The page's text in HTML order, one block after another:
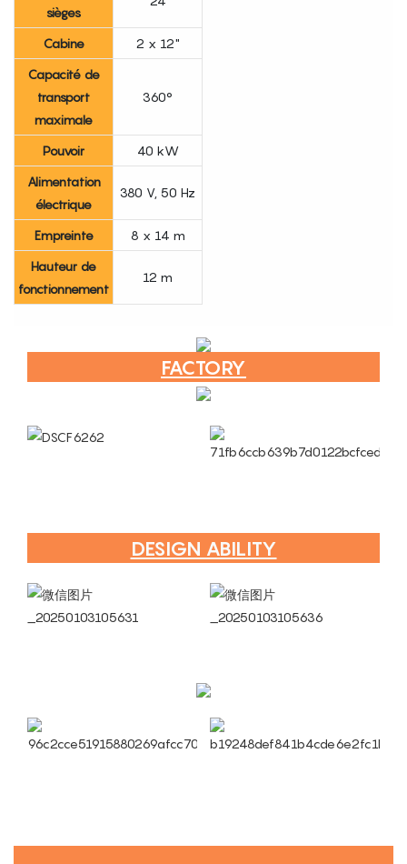
sièges
Cabine
2 x 12"
Capacité de
transport
maximale
360°
Pouvoir
40 kW
Alimentation
électrique
380 V, 50 Hz
Empreinte
8 x 14 m
Hauteur de
fonctionnement
12 m
FACTORY
DESIGN ABILITY